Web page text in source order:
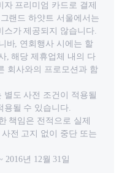
프리미엄 카드로 결제
랜드 하얏트 서울에서는
스가 제공되지 않습니다.
바, 연회행사 시에는 할
, 해당 제휴업체 내의 다
회사와의 프로모션과 함
별도 사전 조건이 적용될
용될 수 있습니다.
책임은 전적으로 실제
전 고지 없이 중단 또는
년 12월 31일